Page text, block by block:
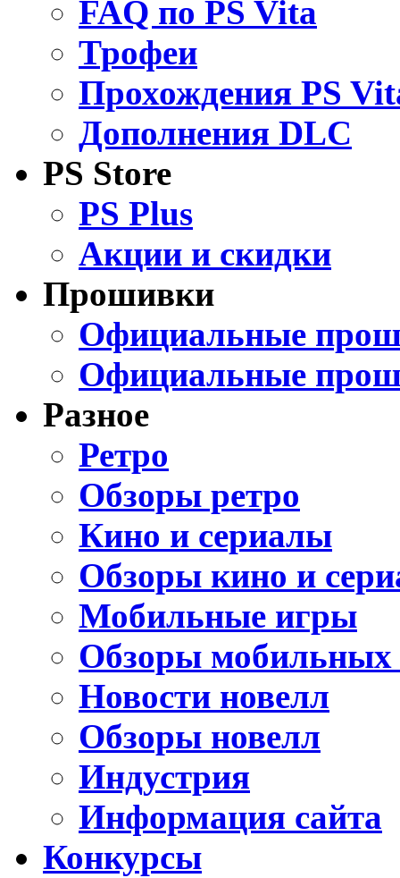
FAQ по PS Vita
Трофеи
Прохождения PS
Дополнения DLC
PS Store
PS Plus
Акции и скидки
Прошивки
Официальные
Официальные
Разное
Ретро
Обзоры ретро
Кино и сериалы
Обзоры кино и
Мобильные игры
Обзоры мобильных
Новости новелл
Обзоры новелл
Индустрия
Информация сайта
Конкурсы